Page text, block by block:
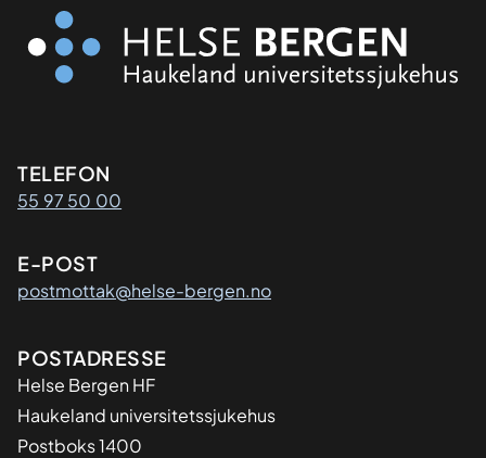
Kontaktinformasjon
TELEFON
55 97 50 00
E-POST
postmottak@helse-bergen.no
Adresse
POSTADRESSE
Helse Bergen HF
Haukeland universitetssjukehus
Postboks 1400